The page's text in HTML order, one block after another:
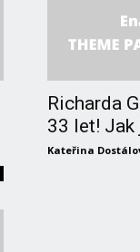
Richarda
33 let! Jak
Kateřina